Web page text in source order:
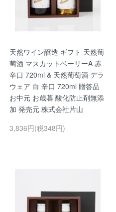
天然ワイン醸造 ギフト 天然葡
萄酒 マスカットベーリーA 赤
辛口 720ml & 天然葡萄酒 デラ
ウェア 白 辛口 720ml 贈答品
お中元 お歳暮 酸化防止剤無添
加 発売元 株式会社片山
3,836円(税348円)